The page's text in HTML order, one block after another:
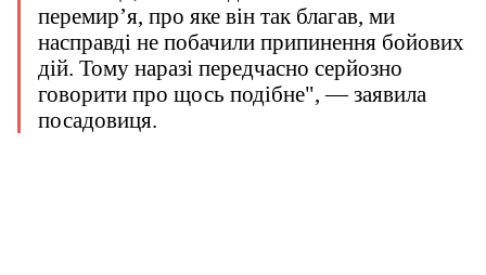
перемир’я, про яке він так благав, ми
насправді не побачили припинення бойових
дій. Тому наразі передчасно серйозно
говорити про щось подібне", — заявила
посадовиця.